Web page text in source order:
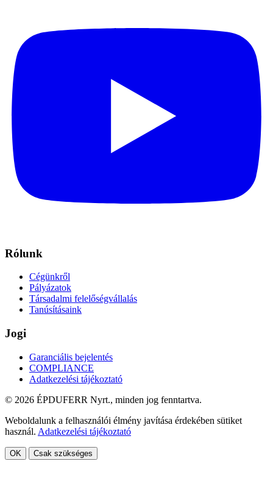
Rólunk
Cégünkről
Pályázatok
Társadalmi felelőségvállalás
Tanúsításaink
Jogi
Garanciális bejelentés
COMPLIANCE
Adatkezelési tájékoztató
© 2026 ÉPDUFERR Nyrt., minden jog fenntartva.
Weboldalunk a felhasználói élmény javítása érdekében sütiket
használ. Adatkezelési tájékoztató
OK Csak szükséges